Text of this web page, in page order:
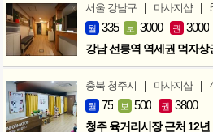
서울 강남구 | 마사지샵 |
월 335 보 3000 권 3000
강남 선릉역 역세권 먹자상
충북 청주시 | 마사지샵 |
월 75 보 500 권 3800